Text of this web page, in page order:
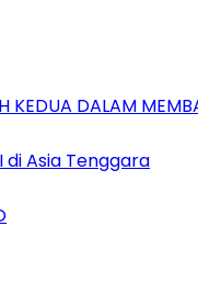
KEDUA DALAM
di Asia Tenggara